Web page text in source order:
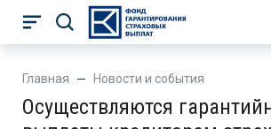
Главная Новости и события
Осуществляются